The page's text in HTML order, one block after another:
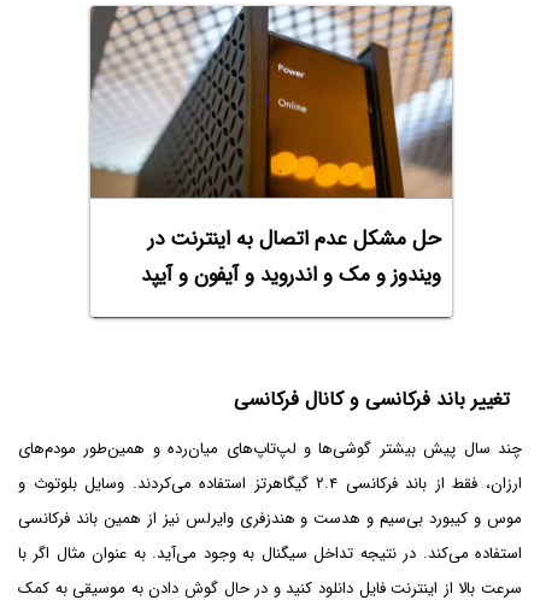
حل مشکل عدم اتصال به اینترنت در
ویندوز و مک و اندروید و آیفون و آیپد
تغییر باند فرکانسی و کانال فرکانسی
چند سال پیش بیشتر گوشی‌ها و لپ‌تاپ‌های میان‌رده و همین‌طور مودم‌های
ارزان، فقط از باند فرکانسی ۲.۴ گیگاهرتز استفاده می‌کردند. وسایل بلوتوث و
موس و کیبورد بی‌سیم و هدست و هندزفری وایرلس نیز از همین باند فرکانسی
استفاده می‌کند. در نتیجه تداخل سیگنال به وجود می‌آید. به عنوان مثال اگر با
سرعت بالا از اینترنت فایل دانلود کنید و در حال گوش دادن به موسیقی به کمک